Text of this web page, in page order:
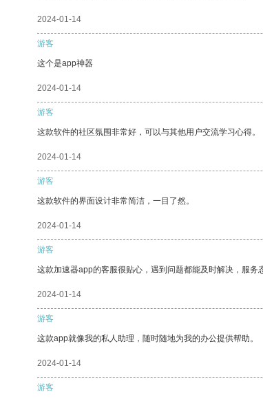
2024-01-14
游客
这个是app神器
2024-01-14
游客
这款软件的社区氛围非常好，可以与其他用户交流学习心得。
2024-01-14
游客
这款软件的界面设计非常简洁，一目了然。
2024-01-14
游客
这款加速器app的客服很贴心，遇到问题都能及时解决，服务
2024-01-14
游客
这款app就像我的私人助理，随时随地为我的办公提供帮助。
2024-01-14
游客